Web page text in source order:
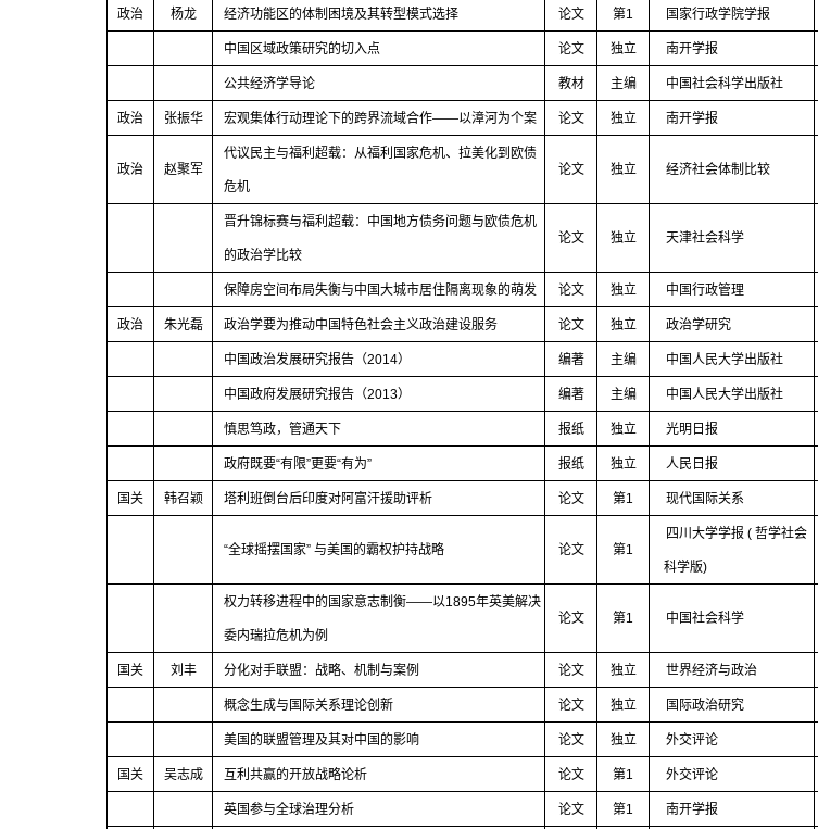
政治 杨龙 经济功能区的体制困境及其转型模式选择 论文 第1 国家行政学院学报
中国区域政策研究的切入点 论文 独立 南开学报
公共经济学导论 教材 主编 中国社会科学出版社
政治 张振华 宏观集体行动理论下的跨界流域合作——以漳河为个案 论文 独立 南开学报
政治 赵聚军
代议民主与福利超载：从福利国家危机、拉美化到欧债
危机
论文 独立 经济社会体制比较
晋升锦标赛与福利超载：中国地方债务问题与欧债危机
的政治学比较
论文 独立 天津社会科学
保障房空间布局失衡与中国大城市居住隔离现象的萌发 论文 独立 中国行政管理
政治 朱光磊 政治学要为推动中国特色社会主义政治建设服务 论文 独立 政治学研究
中国政治发展研究报告（2014） 编著 主编 中国人民大学出版社
中国政府发展研究报告（2013） 编著 主编 中国人民大学出版社
慎思笃政，管通天下 报纸 独立 光明日报
政府既要“有限”更要“有为” 报纸 独立 人民日报
国关 韩召颖 塔利班倒台后印度对阿富汗援助评析 论文 第1 现代国际关系
“全球摇摆国家” 与美国的霸权护持战略 论文 第1
四川大学学报 ( 哲学社会
科学版)
权力转移进程中的国家意志制衡——以1895年英美解决
委内瑞拉危机为例
论文 第1 中国社会科学
国关 刘丰 分化对手联盟：战略、机制与案例 论文 独立 世界经济与政治
概念生成与国际关系理论创新 论文 独立 国际政治研究
美国的联盟管理及其对中国的影响 论文 独立 外交评论
国关 吴志成 互利共赢的开放战略论析 论文 第1 外交评论
英国参与全球治理分析 论文 第1 南开学报